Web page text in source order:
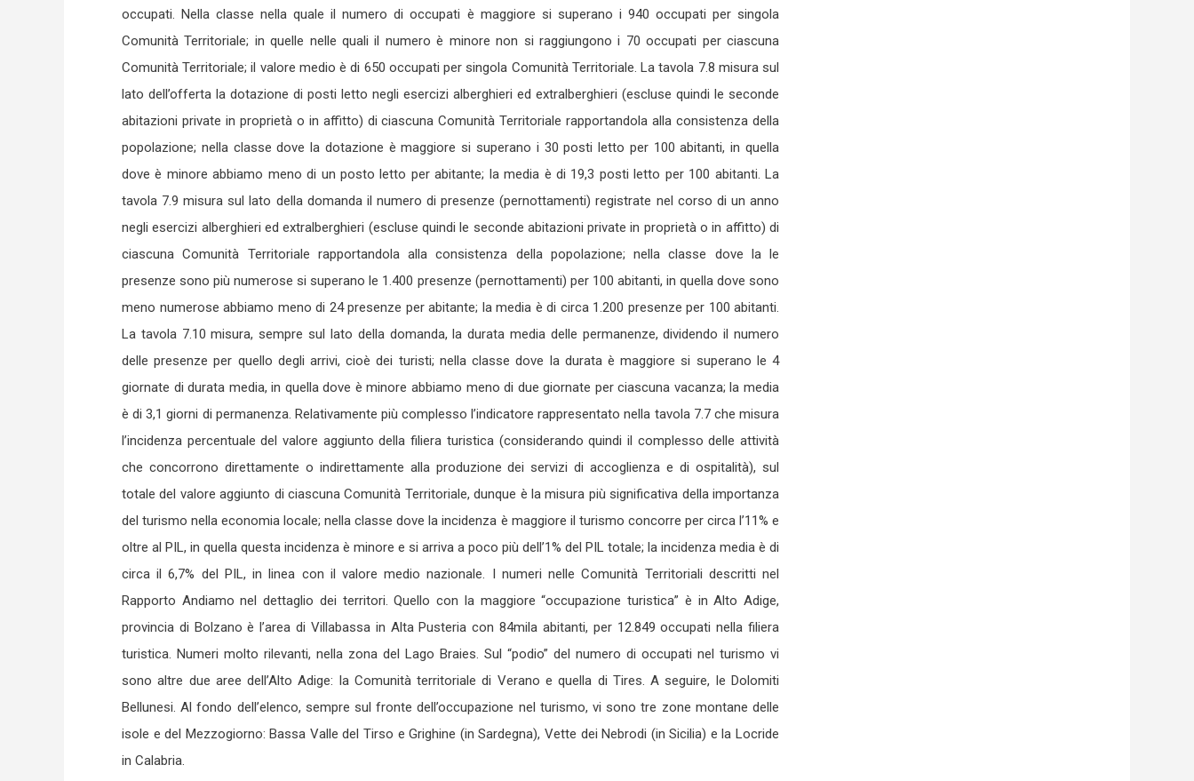
occupati. Nella classe nella quale il numero di occupati è maggiore si superano i 940 occupati per singola
Comunità Territoriale; in quelle nelle quali il numero è minore non si raggiungono i 70 occupati per ciascuna
Comunità Territoriale; il valore medio è di 650 occupati per singola Comunità Territoriale. La tavola 7.8 misura sul
lato dell’offerta la dotazione di posti letto negli esercizi alberghieri ed extralberghieri (escluse quindi le seconde
abitazioni private in proprietà o in affitto) di ciascuna Comunità Territoriale rapportandola alla consistenza della
popolazione; nella classe dove la dotazione è maggiore si superano i 30 posti letto per 100 abitanti, in quella
dove è minore abbiamo meno di un posto letto per abitante; la media è di 19,3 posti letto per 100 abitanti. La
tavola 7.9 misura sul lato della domanda il numero di presenze (pernottamenti) registrate nel corso di un anno
negli esercizi alberghieri ed extralberghieri (escluse quindi le seconde abitazioni private in proprietà o in affitto) di
ciascuna Comunità Territoriale rapportandola alla consistenza della popolazione; nella classe dove la le
presenze sono più numerose si superano le 1.400 presenze (pernottamenti) per 100 abitanti, in quella dove sono
meno numerose abbiamo meno di 24 presenze per abitante; la media è di circa 1.200 presenze per 100 abitanti.
La tavola 7.10 misura, sempre sul lato della domanda, la durata media delle permanenze, dividendo il numero
delle presenze per quello degli arrivi, cioè dei turisti; nella classe dove la durata è maggiore si superano le 4
giornate di durata media, in quella dove è minore abbiamo meno di due giornate per ciascuna vacanza; la media
è di 3,1 giorni di permanenza. Relativamente più complesso l’indicatore rappresentato nella tavola 7.7 che misura
l’incidenza percentuale del valore aggiunto della filiera turistica (considerando quindi il complesso delle attività
che concorrono direttamente o indirettamente alla produzione dei servizi di accoglienza e di ospitalità), sul
totale del valore aggiunto di ciascuna Comunità Territoriale, dunque è la misura più significativa della importanza
del turismo nella economia locale; nella classe dove la incidenza è maggiore il turismo concorre per circa l’11% e
oltre al PIL, in quella questa incidenza è minore e si arriva a poco più dell’1% del PIL totale; la incidenza media è di
circa il 6,7% del PIL, in linea con il valore medio nazionale. I numeri nelle Comunità Territoriali descritti nel
Rapporto Andiamo nel dettaglio dei territori. Quello con la maggiore “occupazione turistica” è in Alto Adige,
provincia di Bolzano è l’area di Villabassa in Alta Pusteria con 84mila abitanti, per 12.849 occupati nella filiera
turistica. Numeri molto rilevanti, nella zona del Lago Braies. Sul “podio” del numero di occupati nel turismo vi
sono altre due aree dell’Alto Adige: la Comunità territoriale di Verano e quella di Tires. A seguire, le Dolomiti
Bellunesi. Al fondo dell’elenco, sempre sul fronte dell’occupazione nel turismo, vi sono tre zone montane delle
isole e del Mezzogiorno: Bassa Valle del Tirso e Grighine (in Sardegna), Vette dei Nebrodi (in Sicilia) e la Locride
in Calabria.